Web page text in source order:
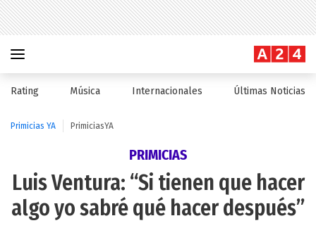
Rating Música Internacionales Últimas Noticias
Primicias YA PrimiciasYA
PRIMICIAS
Luis Ventura: “Si tienen que hacer
algo yo sabré qué hacer después”